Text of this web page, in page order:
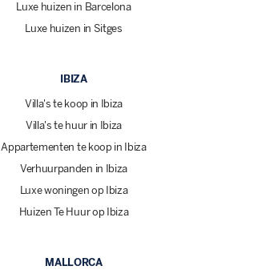
Luxe huizen in Barcelona
Luxe huizen in Sitges
IBIZA
Villa's te koop in Ibiza
Villa's te huur in Ibiza
Appartementen te koop in Ibiza
Verhuurpanden in Ibiza
Luxe woningen op Ibiza
Huizen Te Huur op Ibiza
MALLORCA